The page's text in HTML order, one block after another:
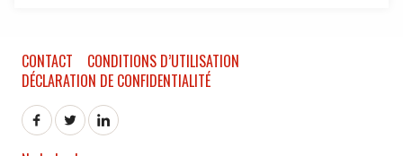
CONTACT
CONDITIONS D’UTILISATION
DÉCLARATION DE CONFIDENTIALITÉ